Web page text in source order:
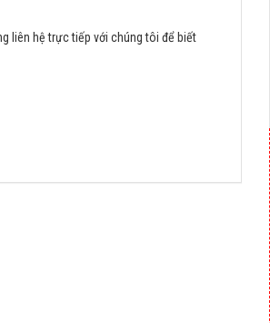
liên hệ trực tiếp với chúng tôi để biết